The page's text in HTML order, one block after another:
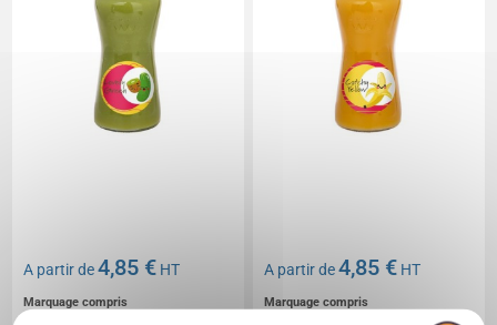
A partir de4,85 € HT
Marquage compris
A partir de4,85 € HT
Marquage compris